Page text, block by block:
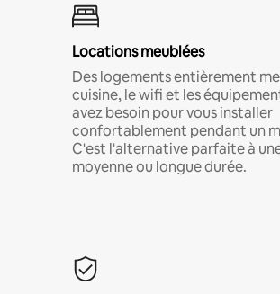
Locations meublées
Des logements entièrement
cuisine, le wifi et les
avez besoin pour vous installer
confortablement pendant un
C'est l'alternative parfaite à
moyenne ou longue durée.